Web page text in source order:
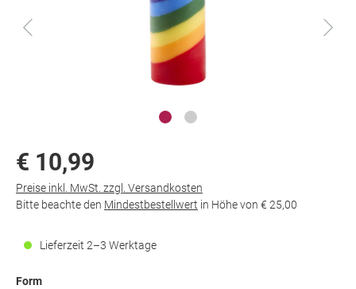
€ 10,99
Preise inkl. MwSt. zzgl. Versandkosten
Bitte beachte den Mindestbestellwert in Höhe von € 25,00
Lieferzeit 2–3 Werktage
Form